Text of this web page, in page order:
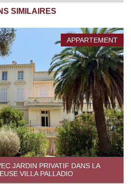
SIMILAIRES
APPARTEMENT
JARDIN PRIVATIF DANS LA
VILLA PALLADIO